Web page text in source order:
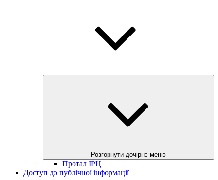
Розгорнути дочірнє меню
Протал ІРЦ
Доступ до публічної інформації